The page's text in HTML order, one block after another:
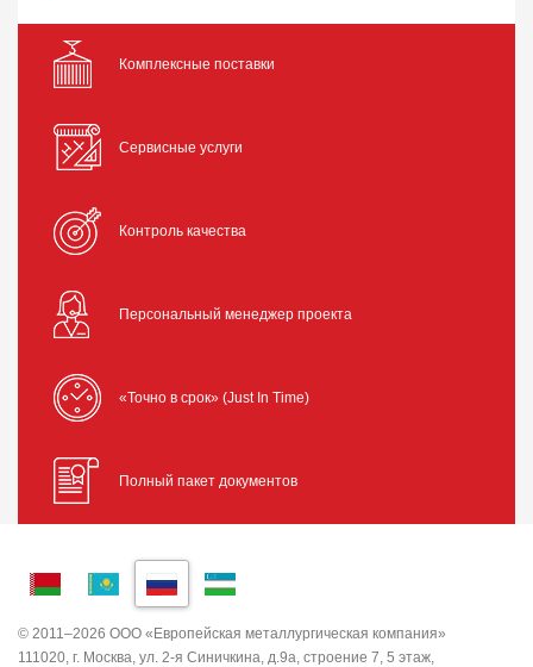
Комплексные поставки
Сервисные услуги
Контроль качества
Персональный менеджер проекта
«Точно в срок» (Just In Time)
Полный пакет документов
© 2011–2026 ООО «Европейская металлургическая компания»
111020, г. Москва, ул. 2-я Синичкина, д.9а, строение 7, 5 этаж,